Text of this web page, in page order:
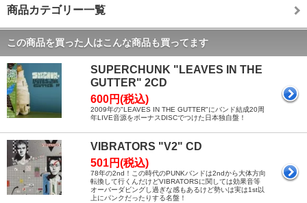
商品カテゴリー一覧
この商品を買った人はこんな商品も買ってます
SUPERCHUNK "LEAVES IN THE
GUTTER" 2CD
600円(税込)
2009年の"LEAVES IN THE GUTTER"にバンド結成20周
年LIVE音源をボーナスDISCでつけた日本独自盤！
VIBRATORS "V2" CD
501円(税込)
78年の2nd！この時代のPUNKバンドは2ndから大体方向
転換して行くんだけどVIBRATORSに関しては効果音等
オーバーダビングし過ぎな感もあるけど勢いは実は1st以
上にパンクだったりする名盤！